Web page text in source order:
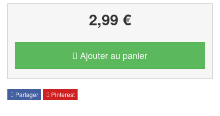
2,99 €
Ajouter au panier
Partager Pinterest